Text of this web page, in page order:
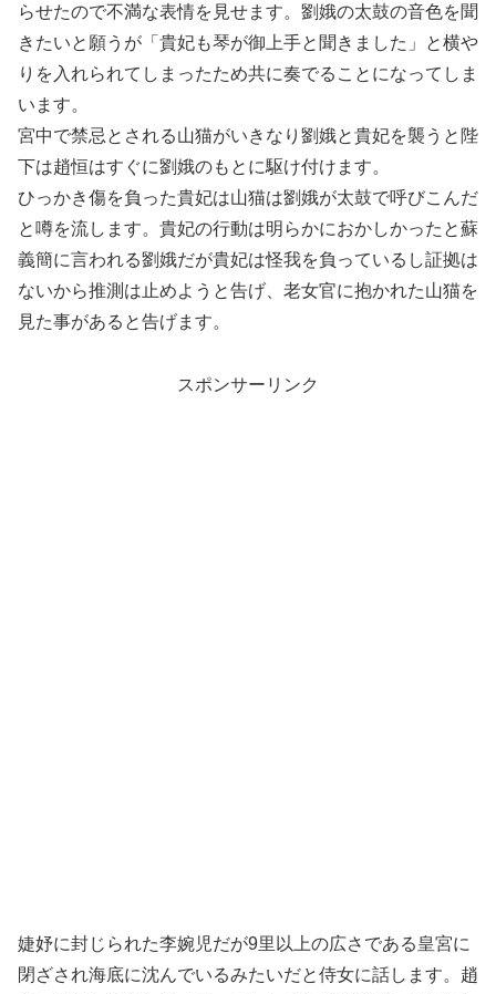
らせたので不満な表情を見せます。劉娥の太鼓の音色を聞
きたいと願うが「貴妃も琴が御上手と聞きました」と横や
りを入れられてしまったため共に奏でることになってしま
います。
宮中で禁忌とされる山猫がいきなり劉娥と貴妃を襲うと陛
下は趙恒はすぐに劉娥のもとに駆け付けます。
ひっかき傷を負った貴妃は山猫は劉娥が太鼓で呼びこんだ
と噂を流します。貴妃の行動は明らかにおかしかったと蘇
義簡に言われる劉娥だが貴妃は怪我を負っているし証拠は
ないから推測は止めようと告げ、老女官に抱かれた山猫を
見た事があると告げます。
スポンサーリンク
婕妤に封じられた李婉児だが9里以上の広さである皇宮に
閉ざされ海底に沈んでいるみたいだと侍女に話します。趙